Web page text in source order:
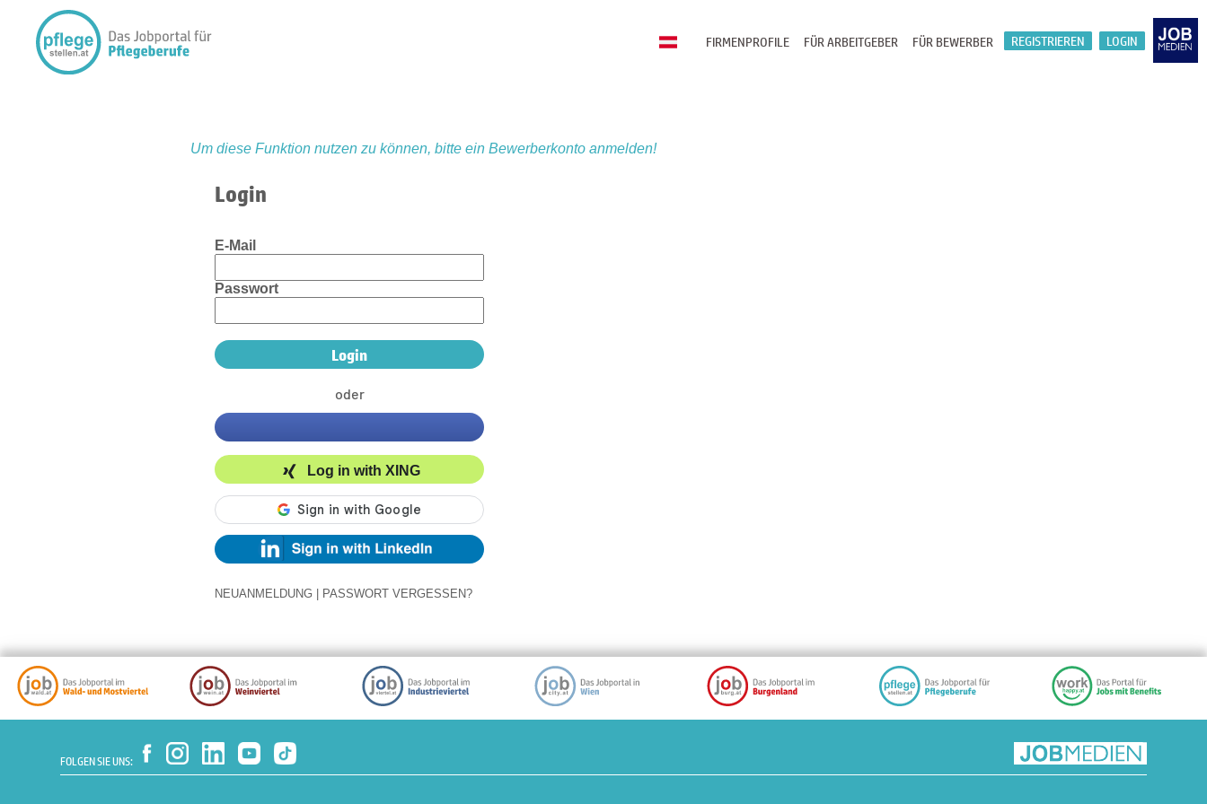
LOGIN
REGISTRIEREN
FÜR BEWERBER
FÜR ARBEITGEBER
FIRMENPROFILE
Um diese Funktion nutzen zu können, bitte ein Bewerberkonto anmelden!
Login
E-Mail
Passwort
oder
Log in with XING
NEUANMELDUNG PASSWORT VERGESSEN?
FOLGEN SIE UNS: